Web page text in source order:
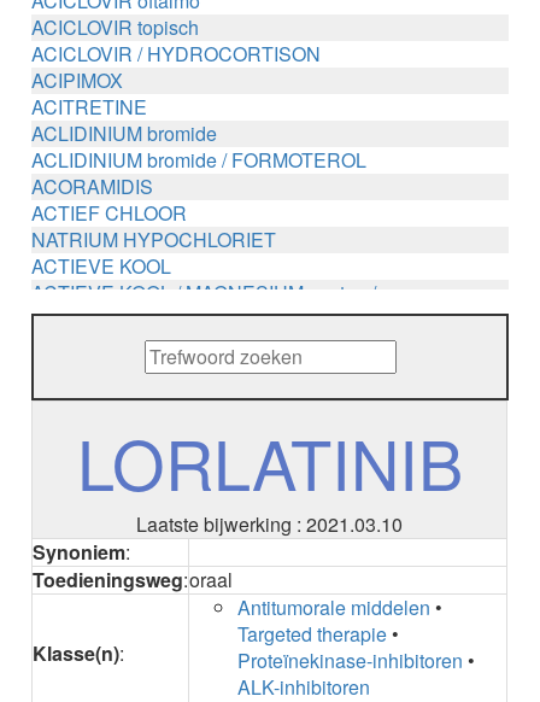
ACICLOVIR topisch
ACICLOVIR / HYDROCORTISON
ACIPIMOX
ACITRETINE
ACLIDINIUM bromide
ACLIDINIUM bromide / FORMOTEROL
ACORAMIDIS
ACTIEF CHLOOR
NATRIUM HYPOCHLORIET
ACTIEVE KOOL
ACTIEVE KOOL / MAGNESIUM zouten /
METHENAMINE
ADALIMUMAB
ADAPALEEN
ADAPALEEN / BENZOYLPEROXIDE
ADENOSINE
AESCINE
AFLIBERCEPT intravitreaal
AFLIBERCEPT parenteraal
AGOMELATINE
LORLATINIB
Laatste bijwerking : 2021.03.10
Synoniem:
Toedieningsweg:oraal
Klasse(n):
Antitumorale middelen •
Targeted therapie •
Proteïnekinase-inhibitoren •
ALK-inhibitoren